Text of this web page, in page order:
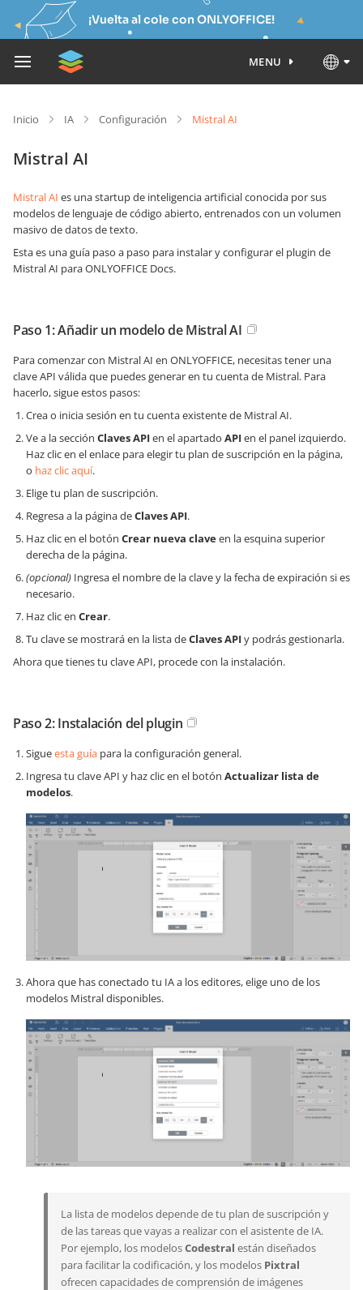
¡Vuelta al cole con ONLYOFFICE!
MENU
Inicio IA Configuración Mistral AI
Mistral AI
Mistral AI es una startup de inteligencia artificial conocida por sus
modelos de lenguaje de código abierto, entrenados con un volumen
masivo de datos de texto.
Esta es una guía paso a paso para instalar y configurar el plugin de
Mistral AI para ONLYOFFICE Docs.
Paso 1: Añadir un modelo de Mistral AI
Para comenzar con Mistral AI en ONLYOFFICE, necesitas tener una
clave API válida que puedes generar en tu cuenta de Mistral. Para
hacerlo, sigue estos pasos:
Crea o inicia sesión en tu cuenta existente de Mistral AI.
Ve a la sección Claves APIen el apartado APIen el panel izquierdo.
Haz clic en el enlace para elegir tu plan de suscripción en la página,
o haz clic aquí.
Elige tu plan de suscripción.
Regresa a la página deClaves API.
Haz clic en el botón Crear nueva claveen la esquina superior
derecha de la página.
(opcional) Ingresa el nombre de la clave y la fecha de expiración si es
necesario.
Haz clic en Crear.
Tu clave se mostrará en la lista deClaves APIy podrás gestionarla.
Ahora que tienes tu clave API, procede con la instalación.
Paso 2: Instalación del plugin
Sigueesta guía para la configuración general.
Ingresa tu clave API y haz clic en el botón Actualizar lista de
modelos.
Ahora que has conectado tu IA a los editores, elige uno de los
modelos Mistral disponibles.
La lista de modelos depende de tu plan de suscripción y
de las tareas que vayas a realizar con el asistente de IA.
Por ejemplo, los modelosCodestral están diseñados
para facilitar la codificación, y los modelos Pixtral
ofrecen capacidades de comprensión de imágenes